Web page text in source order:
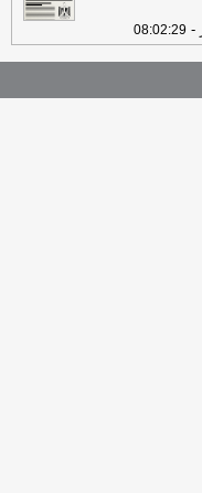
-
08:02:29